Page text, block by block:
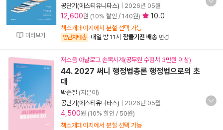
미리보기
공단기(에스티유니타스)
2026년 05월
12,600원 (10% 할인 / 140원) 10.0
책소개페이지에서 분철 선택 가능
양탄자배송 내일 밤 11시 잠들기전 배송 변경
저소음 아날로그 손목시계(공무원 수험서 3만원 이상)
44. 2027 써니 행정법총론 행정법으로의 초
대
박준철 (지은이)
공단기(에스티유니타스)
2026년 05월
4,500원 (10% 할인 / 50원)
책소개페이지에서 분철 선택 가능